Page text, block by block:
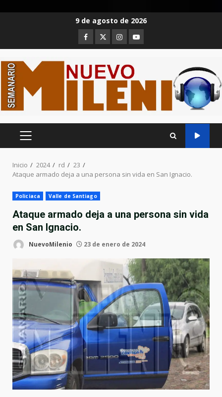
9 de agosto de 2026
Facebook
TwitterInstagram
Youtube
MENÚ
Inicio 2024 rd
23
Ataque armado deja a una persona sin vida en San Ignacio.
Policiaca Valle de Santiago
Ataque armado deja a una persona sin vida
en San Ignacio.
NuevoMilenio 23 de enero de 2024